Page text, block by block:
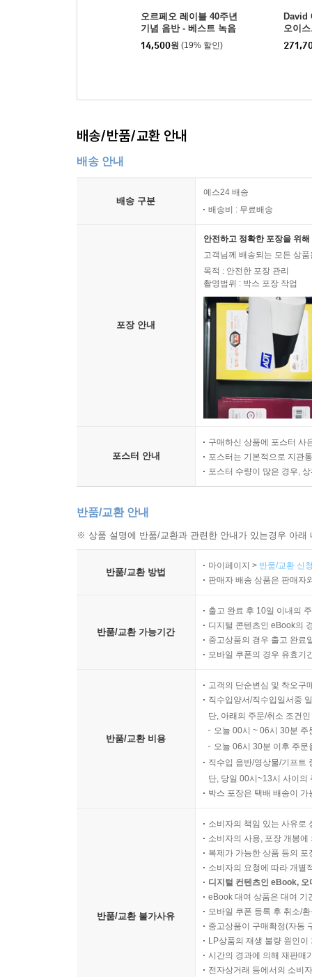
오르페오 레이블 40주년
기념 음반 - 베스트 녹음
40 (ORFEO 40th Annive
rsary Edition: 40 Ultim
14,500원 (19% 할인)
David
오이
블 녹
er
배송/반품/교환 안내
배송 안내
배송 구분
예스24 배송
배송비 : 무료배송
포장 안내
안전하고 정확한 포장을 위
고객님께 배송되는 모든 상
목적 : 안전한 포장 관리
촬영범위 : 박스 포장 작업
포스터 안내
구매하신 상품에 포스터 사
포스터는 기본적으로 지관
포스터 수량이 많은 경우,
반품/교환 안내
※ 상품 설명에 반품/교환과 관련한 안내가 있는경우 아
반품/교환 방법
마이페이지 > 반품/교환 신
판매자 배송 상품은 판매자
반품/교환 가능기간
출고 완료 후 10일 이내의
디지털 콘텐츠인 eBook의
중고상품의 경우 출고 완료
모바일 쿠폰의 경우 유효기
반품/교환 비용
고객의 단순변심 및 착오구
직수입양서/직수입일서중
단, 아래의 주문/취소 조건
오늘 00시 ~ 06시 30분
오늘 06시 30분 이후 주
직수입 음반/영상물/기프트
단, 당일 00시~13시 사이의
박스 포장은 택배 배송이
반품/교환 불가사유
소비자의 책임 있는 사유로
소비자의 사용, 포장 개봉
복제가 가능한 상품 등의
소비자의 요청에 따라 개별
디지털 컨텐츠인 eBook,
eBook 대여 상품은 대여 기
모바일 쿠폰 등록 후 취소/
중고상품이 구매확정(자동
LP상품의 재생 불량 원인
시간의 경과에 의해 재판매
전자상거래 등에서의 소비